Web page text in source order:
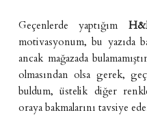
Geçenlerde yaptığım
motivasyonum, bu yazıda
ancak mağazada
olmasından olsa gerek,
buldum, üstelik diğer
oraya bakmalarını tavsiye